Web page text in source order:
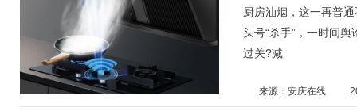
厨房油烟，这一再普
头号“杀手”，一时间
过关?减
来源：安庆在线